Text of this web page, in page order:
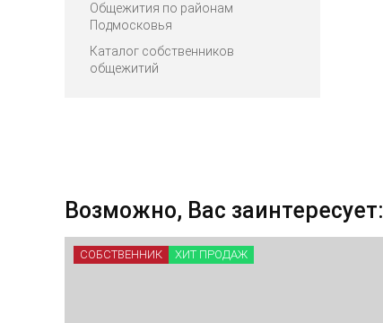
Общежития по районам
Подмосковья
Каталог собственников
общежитий
Возможно, Вас заинтересует:
СОБСТВЕННИК ХИТ ПРОДАЖ